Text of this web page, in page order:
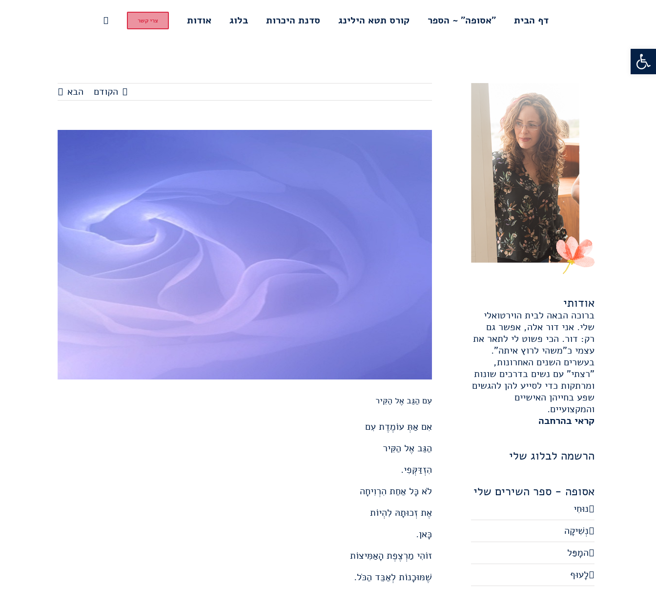
פתח סרגל נגישות
דף הבית "אסופה" ~ הספר קורס תטא הילינג סדנת היכרות בלוג אודות צרי קשר
הקודם הבא
עִם הַגַּב אֶל הַקִּיר
אִם אַתְּ עוֹמֶדֶת עִם
הַגַּב אֶל הַקִּיר
הִזְדַּקְּפִי.
לֹא כָּל אַחַת הִרְוִיחָה
אֶת זְכוּתָהּ לִהְיוֹת
כָּאן.
זוֹהִי מַרְצֶפֶת הָאַמִּיצוֹת
שֶׁמּוּכָנוֹת לְאַבֵּד הַכֹּל.
אודותי
ברוכה הבאה לבית הוירטואלי
שלי. אני דור אלה, אפשר גם
רק: דור. הכי פשוט לי לתאר את
עצמי כ"משהי לרוץ איתה".
בעשרים השנים האחרונות,
"רצתי" עם נשים בדרכים שונות
ומרתקות כדי לסייע להן להגשים
שפע בחייהן האישיים
והמקצועיים.
קראי בהרחבה
הרשמה לבלוג שלי
אסופה - ספר השירים שלי
נוּחִי
נְשִׁיקָה
המָפַּל
לָעוּף